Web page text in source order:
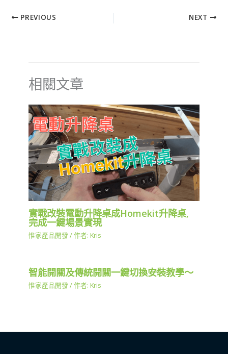
PREVIOUS NEXT
相關文章
實戰改裝電動升降桌成Homekit升降桌,
完成一鍵場景實現
惟家產品開發 / 作者: Kris
智能開關及傳統開關一鍵切換安裝教學～
惟家產品開發 / 作者: Kris